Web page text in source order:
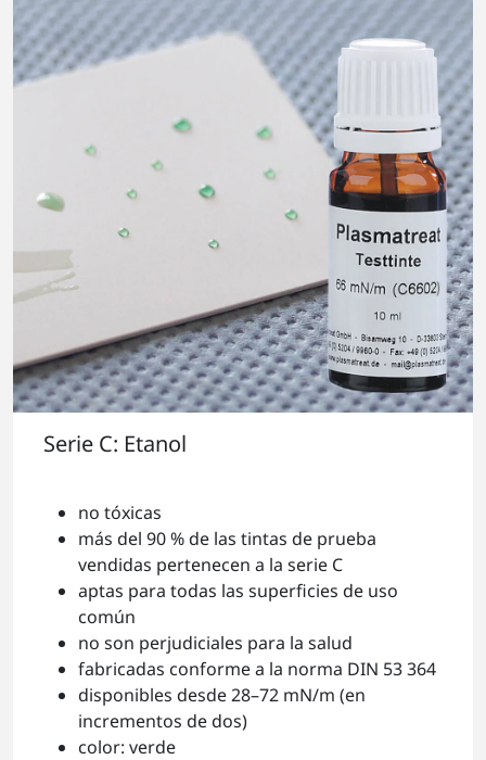
Serie C: Etanol
no tóxicas
más del 90 % de las tintas de prueba
vendidas pertenecen a la serie C
aptas para todas las superficies de uso
común
no son perjudiciales para la salud
fabricadas conforme a la norma DIN 53 364
disponibles desde 28–72 mN/m (en
incrementos de dos)
color: verde